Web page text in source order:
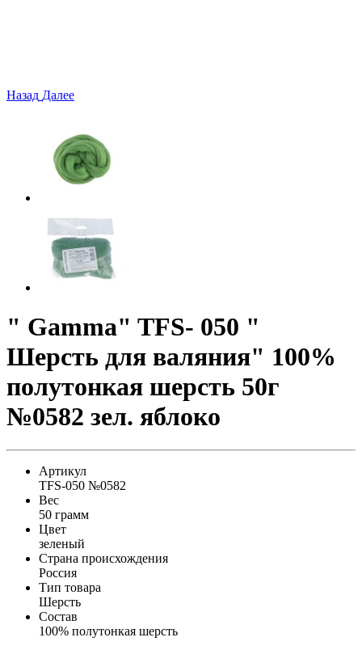
Назад Далее
" Gamma" TFS- 050 "
Шерсть для валяния" 100%
полутонкая шерсть 50г
№0582 зел. яблоко
Артикул
TFS-050 №0582
Вес
50 грамм
Цвет
зеленый
Страна происхождения
Россия
Тип товара
Шерсть
Состав
100% полутонкая шерсть